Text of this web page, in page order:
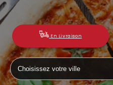
NOTRE RESTAURANT
VOS AVIS
MENTIONS LÉGALES
C.G.V
En Livraison